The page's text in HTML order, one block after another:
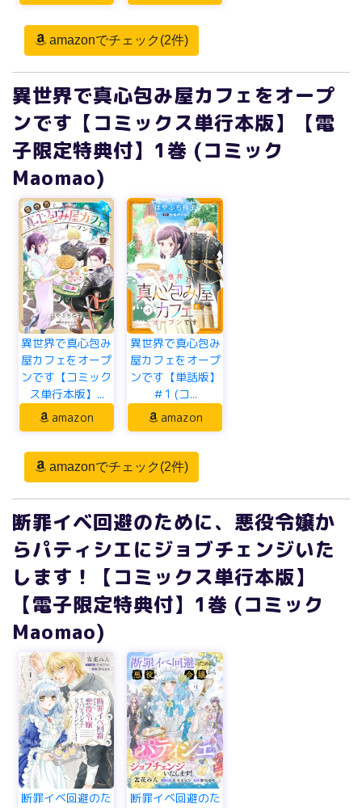
amazonでチェック(2件)
異世界で真心包み屋カフェをオープ
ンです【コミックス単行本版】【電
子限定特典付】1巻 (コミック
Maomao)
異世界で真心包み
屋カフェをオープ
ンです【コミック
ス単行本版】...
amazon
異世界で真心包み
屋カフェをオープ
ンです【単話版】
＃1 (コ...
amazon
amazonでチェック(2件)
断罪イベ回避のために、悪役令嬢か
らパティシエにジョブチェンジいた
します！【コミックス単行本版】
【電子限定特典付】1巻 (コミック
Maomao)
断罪イベ回避のた
断罪イベ回避のた